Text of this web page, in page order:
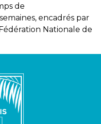
de
encadrés par
Nationale de